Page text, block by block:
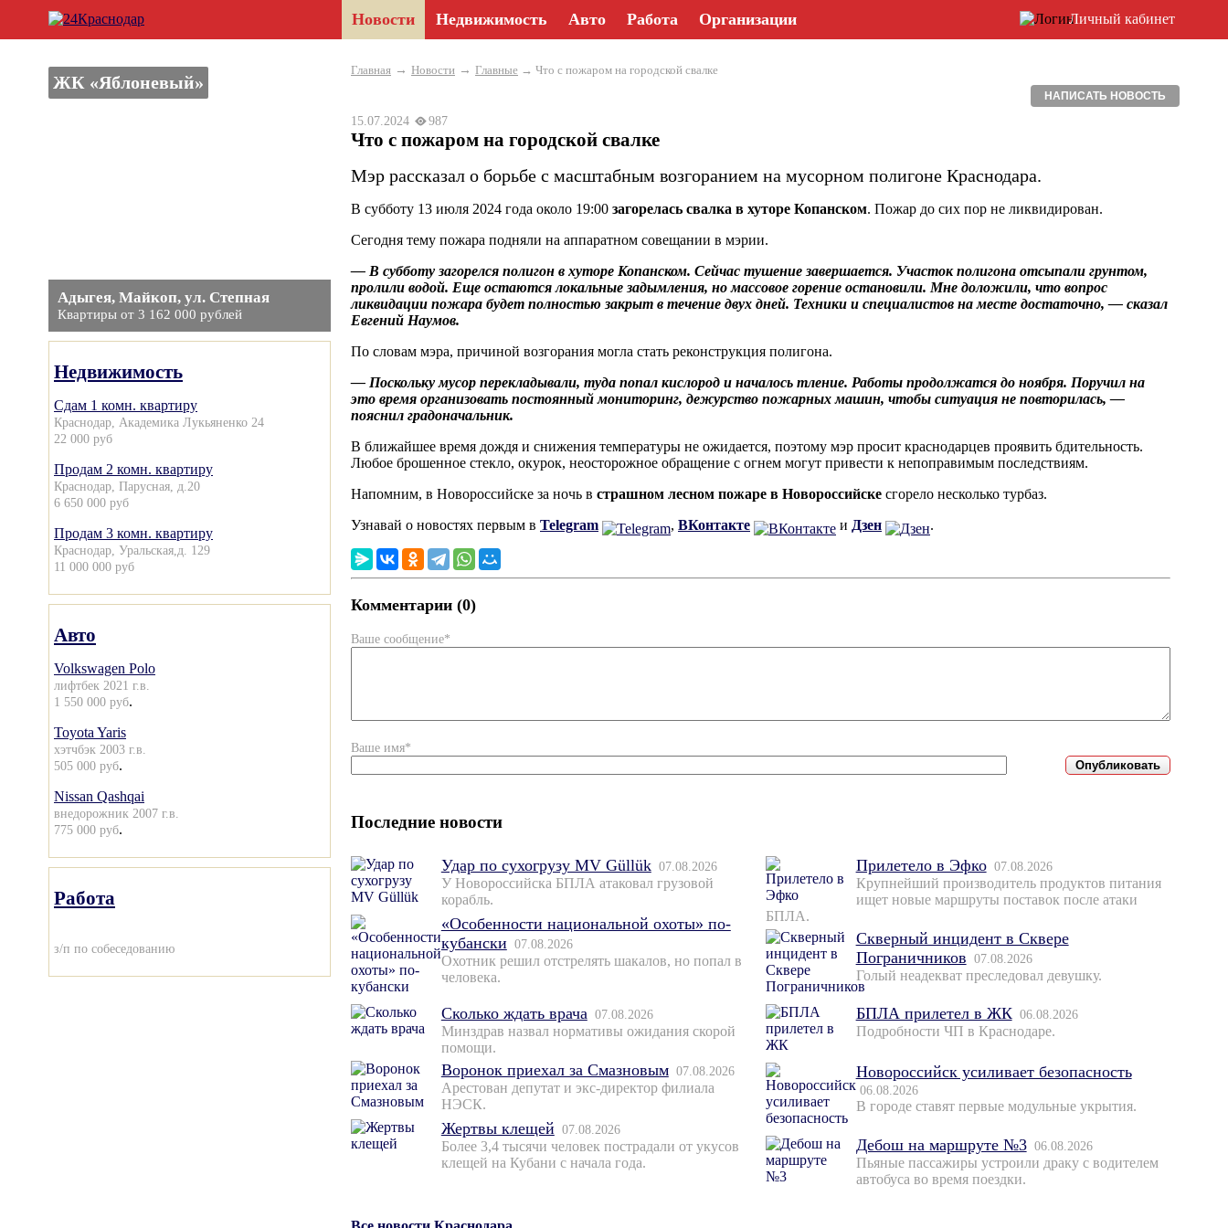
Новости Недвижимость Авто Работа Организации Личный кабинет
ЖК «Яблоневый»
Адыгея, Майкоп, ул. Степная
Квартиры от 3 162 000 рублей
Недвижимость
Сдам 1 комн. квартиру
Краснодар, Академика Лукьяненко 24
22 000 руб
Продам 2 комн. квартиру
Краснодар, Парусная, д.20
6 650 000 руб
Продам 3 комн. квартиру
Краснодар, Уральская,д. 129
11 000 000 руб
Авто
Volkswagen Polo
лифтбек 2021 г.в.
1 550 000 руб.
Toyota Yaris
хэтчбэк 2003 г.в.
505 000 руб.
Nissan Qashqai
внедорожник 2007 г.в.
775 000 руб.
Работа
з/п по собеседованию
Главная → Новости → Главные → Что с пожаром на городской свалке
НАПИСАТЬ НОВОСТЬ
15.07.2024 987
Что с пожаром на городской свалке
Мэр рассказал о борьбе с масштабным возгоранием на мусорном полигоне Краснодара.
В субботу 13 июля 2024 года около 19:00 загорелась свалка в хуторе Копанском. Пожар до сих пор не ликвидирован.
Сегодня тему пожара подняли на аппаратном совещании в мэрии.
— В субботу загорелся полигон в хуторе Копанском. Сейчас тушение завершается. Участок полигона отсыпали грунтом,
пролили водой. Еще остаются локальные задымления, но массовое горение остановили. Мне доложили, что вопрос
ликвидации пожара будет полностью закрыт в течение двух дней. Техники и специалистов на месте достаточно, — сказал
Евгений Наумов.
По словам мэра, причиной возгорания могла стать реконструкция полигона.
— Поскольку мусор перекладывали, туда попал кислород и началось тление. Работы продолжатся до ноября. Поручил на
это время организовать постоянный мониторинг, дежурство пожарных машин, чтобы ситуация не повторилась, —
пояснил градоначальник.
В ближайшее время дождя и снижения температуры не ожидается, поэтому мэр просит краснодарцев проявить бдительность.
Любое брошенное стекло, окурок, неосторожное обращение с огнем могут привести к непоправимым последствиям.
Напомним, в Новороссийске за ночь в страшном лесном пожаре в Новороссийске сгорело несколько турбаз.
Узнавай о новостях первым в Telegram , ВКонтакте и Дзен .
Комментарии (0)
Ваше сообщение*
Ваше имя*
Последние новости
Удар по сухогрузу MV Güllük 07.08.2026
У Новороссийска БПЛА атаковал грузовой
корабль.
«Особенности национальной охоты» по-
кубански 07.08.2026
Охотник решил отстрелять шакалов, но попал в
человека.
Сколько ждать врача 07.08.2026
Минздрав назвал нормативы ожидания скорой
помощи.
Воронок приехал за Смазновым 07.08.2026
Арестован депутат и экс-директор филиала
НЭСК.
Жертвы клещей 07.08.2026
Более 3,4 тысячи человек пострадали от укусов
клещей на Кубани с начала года.
Прилетело в Эфко 07.08.2026
Крупнейший производитель продуктов питания
ищет новые маршруты поставок после атаки
БПЛА.
Скверный инцидент в Сквере
Пограничников 07.08.2026
Голый неадекват преследовал девушку.
БПЛА прилетел в ЖК 06.08.2026
Подробности ЧП в Краснодаре.
Новороссийск усиливает безопасность
06.08.2026
В городе ставят первые модульные укрытия.
Дебош на маршруте №3 06.08.2026
Пьяные пассажиры устроили драку с водителем
автобуса во время поездки.